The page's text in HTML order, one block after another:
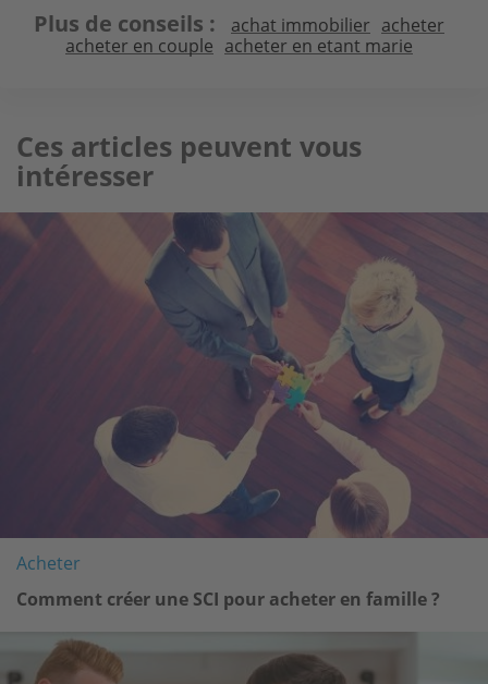
Plus de conseils achat immobilier acheter
acheter en couple acheter en etant marie
Ces articles peuvent vous
intéresser
Image
Acheter
Comment créer une SCI pour acheter en famille ?